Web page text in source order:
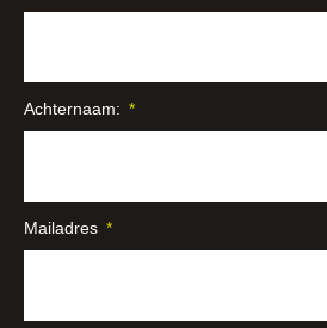
Achternaam:
Mailadres